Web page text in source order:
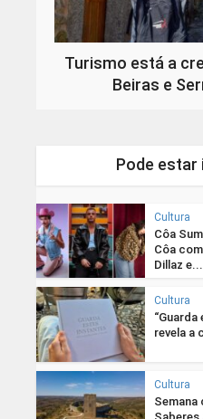
Turismo está a
Beiras e
Pode
Cultura
Côa
Côa
Dillaz e...
Cultura
revela a
Cultura
Semana